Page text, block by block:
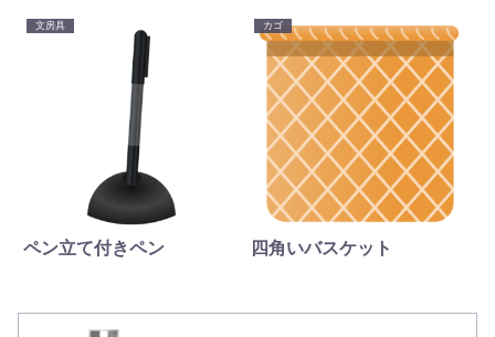
文房具
ペン立て付きペン
カゴ
四角いバスケット